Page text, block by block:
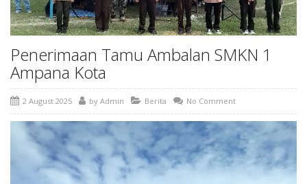
Penerimaan Tamu Ambalan SMKN 1
Ampana Kota
2 August 2025 by Admin Berita No Comment